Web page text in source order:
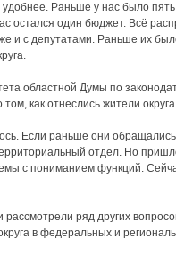
Раньше у нас было
остался один бюджет. Всё
и с депутатами. Раньше их
областной Думы по
как отнеслись жители
Если раньше они
отдел. Но
с пониманием функций.
ряд других
в федеральных и